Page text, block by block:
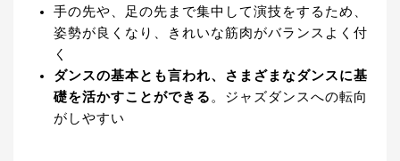
手の先や、足の先まで集中して演技をするため、
姿勢が良くなり、きれいな筋肉がバランスよく付
く
ダンスの基本とも言われ、さまざまなダンスに基
礎を活かすことができる。ジャズダンスへの転向
がしやすい